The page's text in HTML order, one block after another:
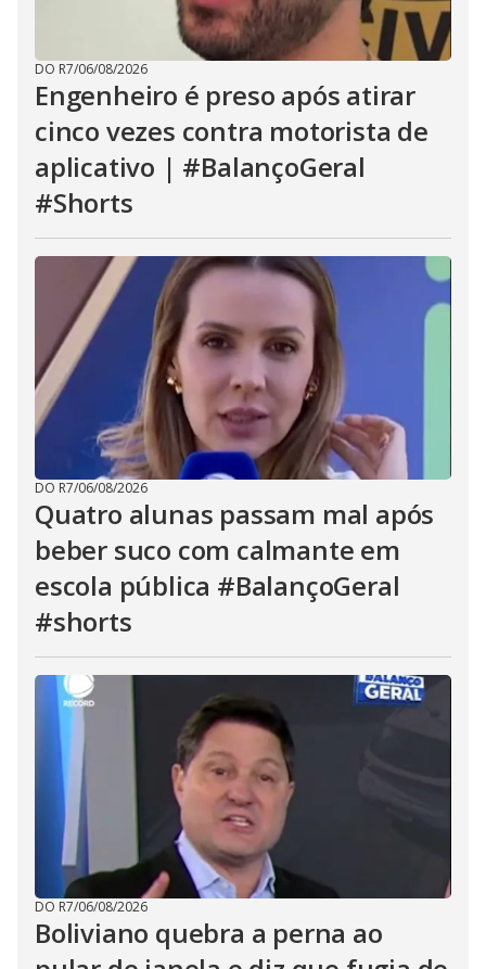
DO R7/06/08/2026
Engenheiro é preso após atirar
cinco vezes contra motorista de
aplicativo | #BalançoGeral
#Shorts
DO R7/06/08/2026
Quatro alunas passam mal após
beber suco com calmante em
escola pública #BalançoGeral
#shorts
DO R7/06/08/2026
Boliviano quebra a perna ao